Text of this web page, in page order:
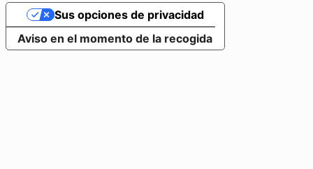
Aviso en el momento de la recogida
Sus opciones de privacidad